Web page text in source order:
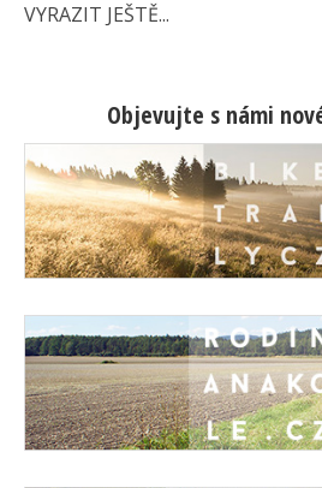
VYRAZIT JEŠTĚ...
Objevujte s námi